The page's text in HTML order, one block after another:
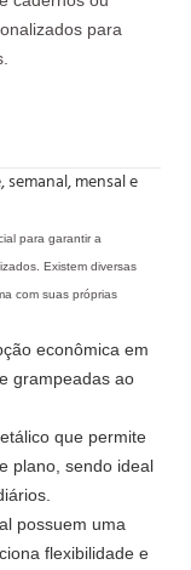
para
para garantir a
Existem diversas
com suas próprias
econômica em
grampeadas ao
que permite
plano, sendo ideal
possuem uma
flexibilidade e